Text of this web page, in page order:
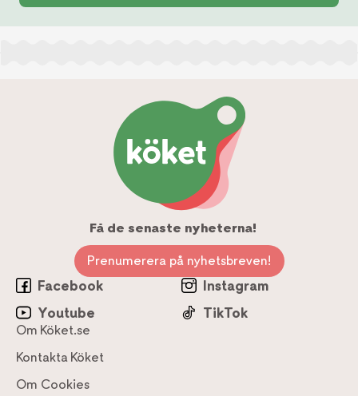
Få de senaste nyheterna!
Prenumerera på nyhetsbreven!
Facebook
Instagram
Youtube
TikTok
Om Köket.se
Kontakta Köket
Om Cookies